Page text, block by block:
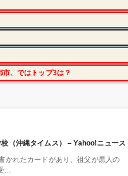
、ではトップ3は？
（沖縄タイムス） – Yahoo!ニュース
かれたカードがあり、祖父が黒人の